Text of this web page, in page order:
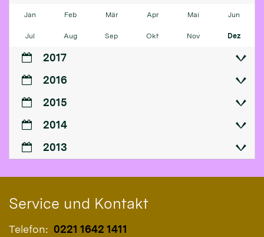
Jan Feb Mär Apr Mai Jun
Jul Aug Sep Okt Nov Dez
2017
2016
2015
2014
2013
Service und Kontakt
Telefon: 0221 1642 1411